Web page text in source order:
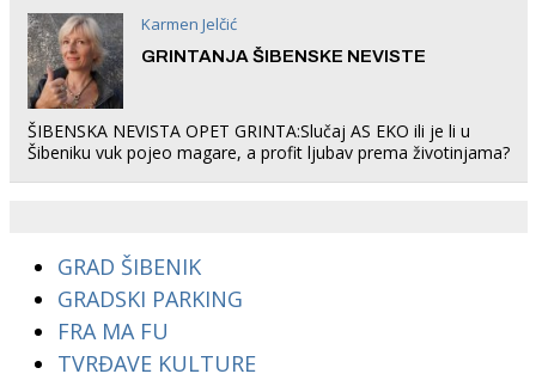
Karmen Jelčić
GRINTANJA ŠIBENSKE NEVISTE
ŠIBENSKA NEVISTA OPET GRINTA:Slučaj AS EKO ili je li u
Šibeniku vuk pojeo magare, a profit ljubav prema životinjama?
GRAD ŠIBENIK
GRADSKI PARKING
FRA MA FU
TVRĐAVE KULTURE